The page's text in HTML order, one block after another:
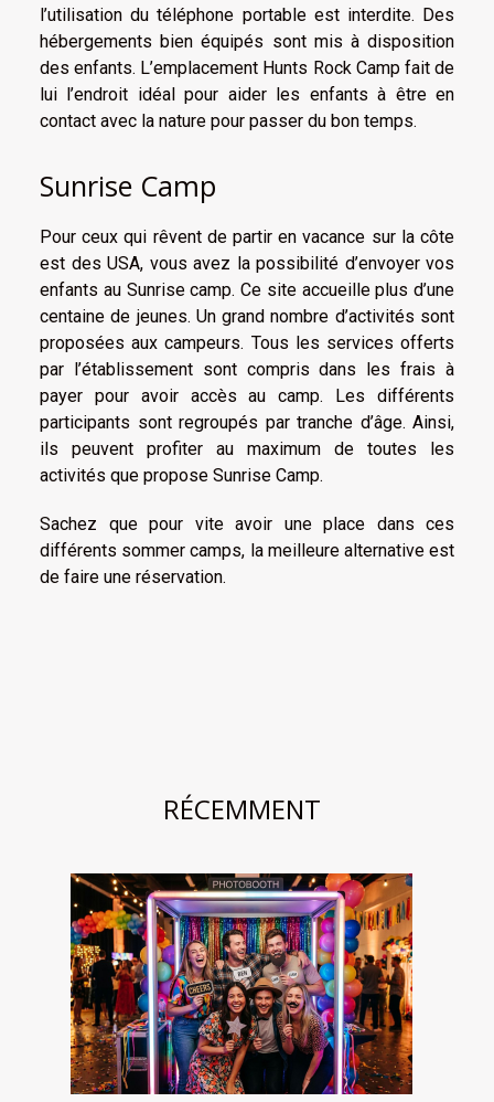
l’utilisation du téléphone portable est interdite. Des
hébergements bien équipés sont mis à disposition
des enfants. L’emplacement Hunts Rock Camp fait de
lui l’endroit idéal pour aider les enfants à être en
contact avec la nature pour passer du bon temps.
Sunrise Camp
Pour ceux qui rêvent de partir en vacance sur la côte
est des USA, vous avez la possibilité d’envoyer vos
enfants au Sunrise camp. Ce site accueille plus d’une
centaine de jeunes. Un grand nombre d’activités sont
proposées aux campeurs. Tous les services offerts
par l’établissement sont compris dans les frais à
payer pour avoir accès au camp. Les différents
participants sont regroupés par tranche d’âge. Ainsi,
ils peuvent profiter au maximum de toutes les
activités que propose Sunrise Camp.
Sachez que pour vite avoir une place dans ces
différents sommer camps, la meilleure alternative est
de faire une réservation.
RÉCEMMENT